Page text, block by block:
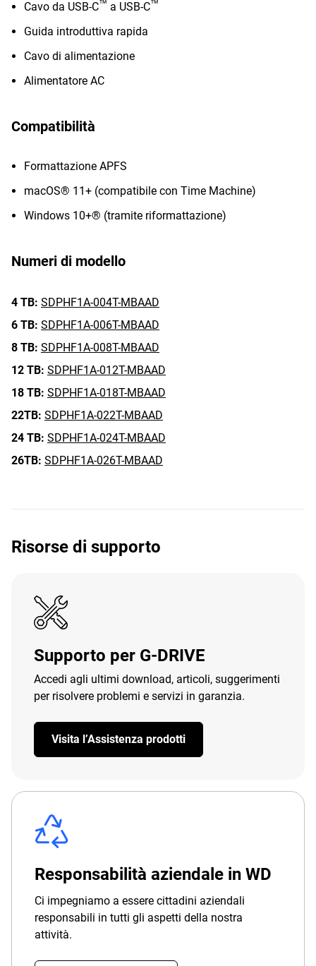
Cavo da USB-C™ a USB-C™
Guida introduttiva rapida
Cavo di alimentazione
Alimentatore AC
Compatibilità
Formattazione APFS
macOS® 11+ (compatibile con Time Machine)
Windows 10+® (tramite riformattazione)
Numeri di modello
4 TB: SDPHF1A-004T-MBAAD
6 TB: SDPHF1A-006T-MBAAD
8 TB: SDPHF1A-008T-MBAAD
12 TB: SDPHF1A-012T-MBAAD
18 TB: SDPHF1A-018T-MBAAD
22TB: SDPHF1A-022T-MBAAD
24 TB: SDPHF1A-024T-MBAAD
26TB: SDPHF1A-026T-MBAAD
Risorse di supporto
Supporto per G-DRIVE
Accedi agli ultimi download, articoli, suggerimenti
per risolvere problemi e servizi in garanzia.
Visita l’Assistenza prodotti
Responsabilità aziendale in WD
Ci impegniamo a essere cittadini aziendali
responsabili in tutti gli aspetti della nostra
attività.